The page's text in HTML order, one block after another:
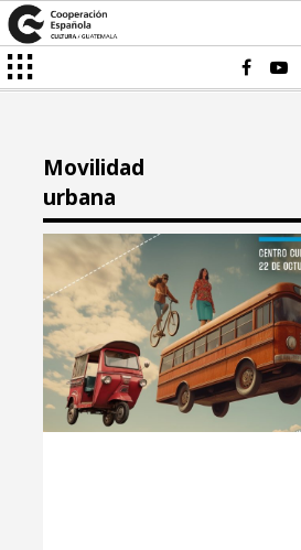
Movilidad
urbana